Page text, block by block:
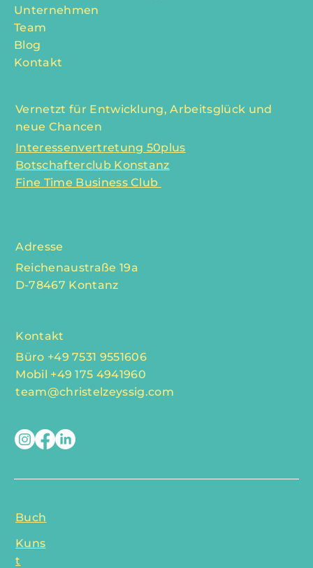
Unternehmen
Team
Blog
Kontakt
Vernetzt für Entwicklung, Arbeitsglück und
neue Chancen
Interessenvertretung 50plus
Botschafterclub Konstanz
Fine Time Business Club
Adresse
Reichenaustraße 19a
D-78467 Kontanz
Kontakt
Büro +49 7531 9551606
Mobil +49 175 4941960
team@christelzeyssig.com
Buch
Kuns
t